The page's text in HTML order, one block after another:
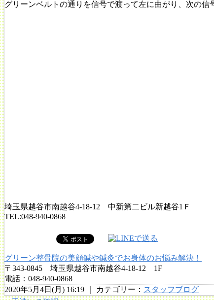
グリーンベルトの通りを信号で渡って左に曲がり、次の信
埼玉県越谷市南越谷4-18-12 中新第二ビル新越谷1Ｆ
TEL:048-940-0868
グリーン整骨院の美顔鍼や鍼灸でお身体のお悩み解決！
〒343-0845 埼玉県越谷市南越谷4-18-12 1F
電話：048-940-0868
2020年5月4日(月) 16:19 ｜ カテゴリー： スタッフブログ